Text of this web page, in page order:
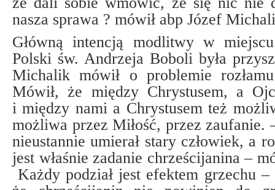
nasza sprawa ? mówił abp Józef
Główną intencją modlitwy w
Polski św. Andrzeja Boboli była
Michalik mówił o problemie
Mówił, że między Chrystusem, a
i między nami a Chrystusem też
możliwa przez Miłość, przez zaufanie.
nieustannie umierał stary człowiek, a
jest właśnie zadanie chrześcijanina –
Każdy podział jest efektem grzechu –